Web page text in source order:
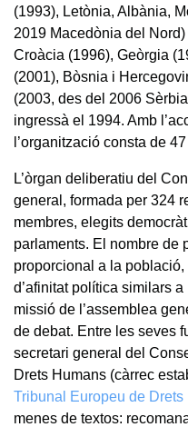
(1993), Letònia, Albània,
2019 Macedònia del
Croàcia (1996), Geòrgia
(2001), Bòsnia i
(2003, des del 2006
ingressà el 1994. Amb
l’organització consta de
L’òrgan deliberatiu del
general, formada per 324
membres, elegits
parlaments. El nombre de
proporcional a la
d’afinitat política similars
missió de l’assemblea
de debat. Entre les seves
secretari general del
Drets Humans (càrrec
Tribunal Europeu de Drets
menes de textos: